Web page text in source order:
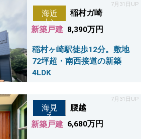
7月31日UP
海近
い
稲村ガ崎
新築戸建 8,390万円
稲村ヶ崎駅徒歩12分。敷地
72坪超・南西接道の新築
4LDK
7月31日UP
海見
え
腰越
新築戸建 6,680万円